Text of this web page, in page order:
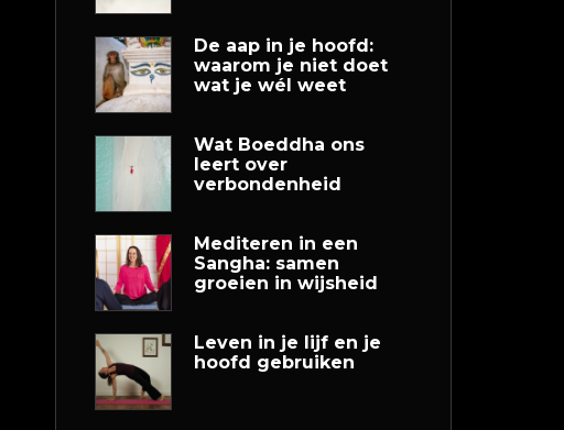
De aap in je hoofd:
waarom je niet doet
wat je wél weet
Wat Boeddha ons
leert over
verbondenheid
Mediteren in een
Sangha: samen
groeien in wijsheid
Leven in je lijf en je
hoofd gebruiken